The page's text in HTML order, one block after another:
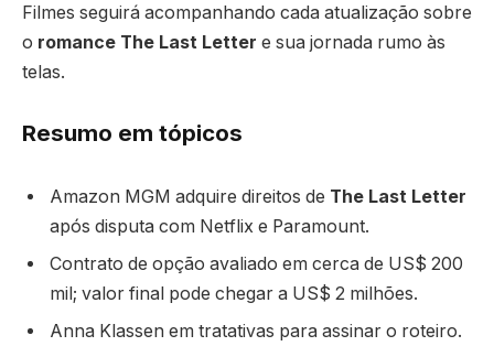
Filmes seguirá acompanhando cada atualização sobre
o romance The Last Letter e sua jornada rumo às
telas.
Resumo em tópicos
Amazon MGM adquire direitos de The Last Letter
após disputa com Netflix e Paramount.
Contrato de opção avaliado em cerca de US$ 200
mil; valor final pode chegar a US$ 2 milhões.
Anna Klassen em tratativas para assinar o roteiro.